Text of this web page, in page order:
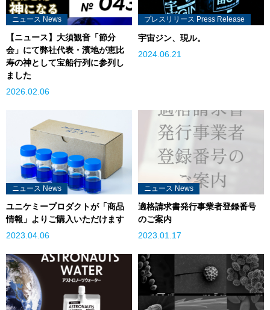
ニュース News
【ニュース】大須観音「節分
会」にて弊社代表・濱地が恵比
寿の神として宝船行列に参列し
ました
2026.02.06
プレスリリース Press Release
宇宙ジン、現ル。
2024.06.21
ニュース News
ユニケミープロダクトが「商品
情報」よりご購入いただけます
2023.04.06
ニュース News
適格請求書発行事業者登録番号
のご案内
2023.01.17